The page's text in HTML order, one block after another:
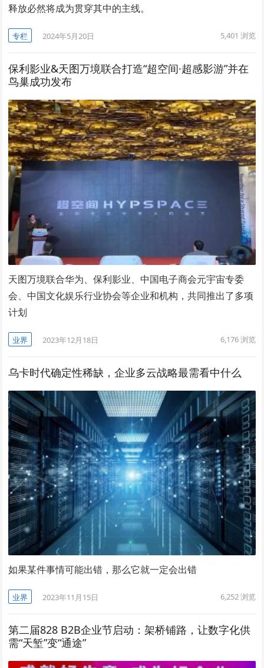
释放必然将成为贯穿其中的主线。
专栏 2024年5月20日 5,401 浏览
保利影业&天图万境联合打造“超空间·超感影游”并在
鸟巢成功发布
天图万境联合华为、保利影业、中国电子商会元宇宙专委
会、中国文化娱乐行业协会等企业和机构，共同推出了多项
计划
业界 2023年12月18日 6,176浏览
乌卡时代确定性稀缺，企业多云战略最需看中什么
如果某件事情可能出错，那么它就一定会出错
业界 2023年11月15日 6,252浏览
第二届828 B2B企业节启动：架桥铺路，让数字化供
需“天堑”变“通途”